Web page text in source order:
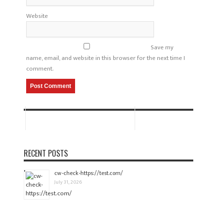
Website
Save my
name, email, and website in this browser for the next time I
comment.
RECENT POSTS
cw-check-https://test.com/
July 31, 2026